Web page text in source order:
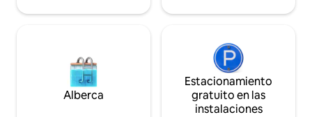
Alberca
Estacionamiento
gratuito en las
instalaciones